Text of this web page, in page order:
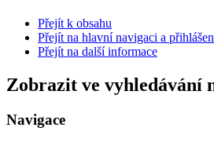
Přejít k obsahu
Přejít na hlavní navigaci a
Přejít na další informace
Zobrazit ve vyhledávání
Navigace